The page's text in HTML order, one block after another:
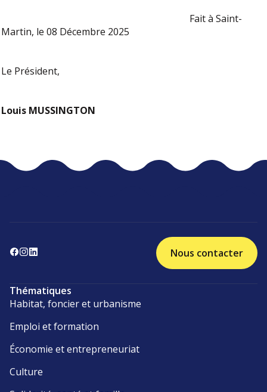
Fait à Saint-
Martin, le 08 Décembre 2025
Le Président,
Louis MUSSINGTON
Nous contacter
Thématiques
Habitat, foncier et urbanisme
Emploi et formation
Économie et entrepreneuriat
Culture